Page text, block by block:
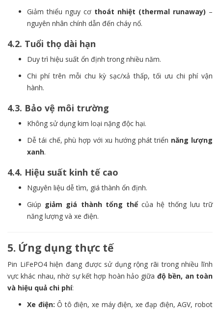
Giảm thiểu nguy cơ thoát nhiệt (thermal runaway) –
nguyên nhân chính dẫn đến cháy nổ.
4.2. Tuổi thọ dài hạn
Duy trì hiệu suất ổn định trong nhiều năm.
Chi phí trên mỗi chu kỳ sạc/xả thấp, tối ưu chi phí vận
hành.
4.3. Bảo vệ môi trường
Không sử dụng kim loại nặng độc hại.
Dễ tái chế, phù hợp với xu hướng phát triển năng lượng
xanh.
4.4. Hiệu suất kinh tế cao
Nguyên liệu dễ tìm, giá thành ổn định.
Giúp giảm giá thành tổng thể của hệ thống lưu trữ
năng lượng và xe điện.
5. Ứng dụng thực tế
Pin LiFePO4 hiện đang được sử dụng rộng rãi trong nhiều lĩnh
vực khác nhau, nhờ sự kết hợp hoàn hảo giữa độ bền, an toàn
và hiệu quả chi phí:
Xe điện: Ô tô điện, xe máy điện, xe đạp điện, AGV, robot